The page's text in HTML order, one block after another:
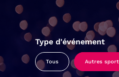
Type d'événement
Tous Autres